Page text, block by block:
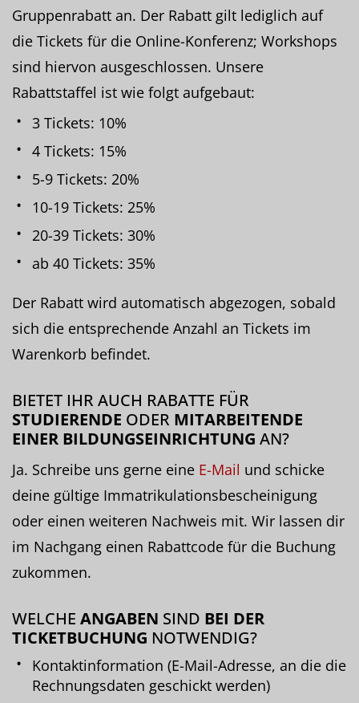
Gruppenrabatt an. Der Rabatt gilt lediglich auf
die Tickets für die Online-Konferenz; Workshops
sind hiervon ausgeschlossen. Unsere
Rabattstaffel ist wie folgt aufgebaut:
3 Tickets: 10%
4 Tickets: 15%
5-9 Tickets: 20%
10-19 Tickets: 25%
20-39 Tickets: 30%
ab 40 Tickets: 35%
Der Rabatt wird automatisch abgezogen, sobald
sich die entsprechende Anzahl an Tickets im
Warenkorb befindet.
BIETET IHR AUCH RABATTE FÜR
STUDIERENDE ODER MITARBEITENDE
EINER BILDUNGSEINRICHTUNG AN?
Ja. Schreibe uns gerne eine E-Mail und schicke
deine gültige Immatrikulationsbescheinigung
oder einen weiteren Nachweis mit. Wir lassen dir
im Nachgang einen Rabattcode für die Buchung
zukommen.
WELCHE ANGABEN SIND BEI DER
TICKETBUCHUNG NOTWENDIG?
Kontaktinformation (E-Mail-Adresse, an die die
Rechnungsdaten geschickt werden)